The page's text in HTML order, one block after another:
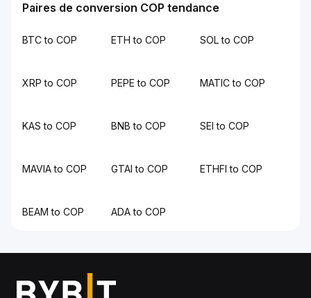
Paires de conversion COP tendance
BTC to COP ETH to COP SOL to COP
XRP to COP PEPE to COP MATIC to COP
KAS to COP BNB to COP SEI to COP
MAVIA to COP GTAI to COP ETHFI to COP
BEAM to COP ADA to COP